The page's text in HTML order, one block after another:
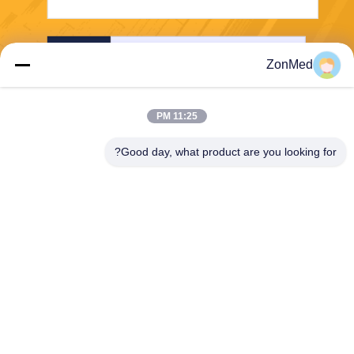
ZonMed
11:25 PM
Good day, what product are you looking for?